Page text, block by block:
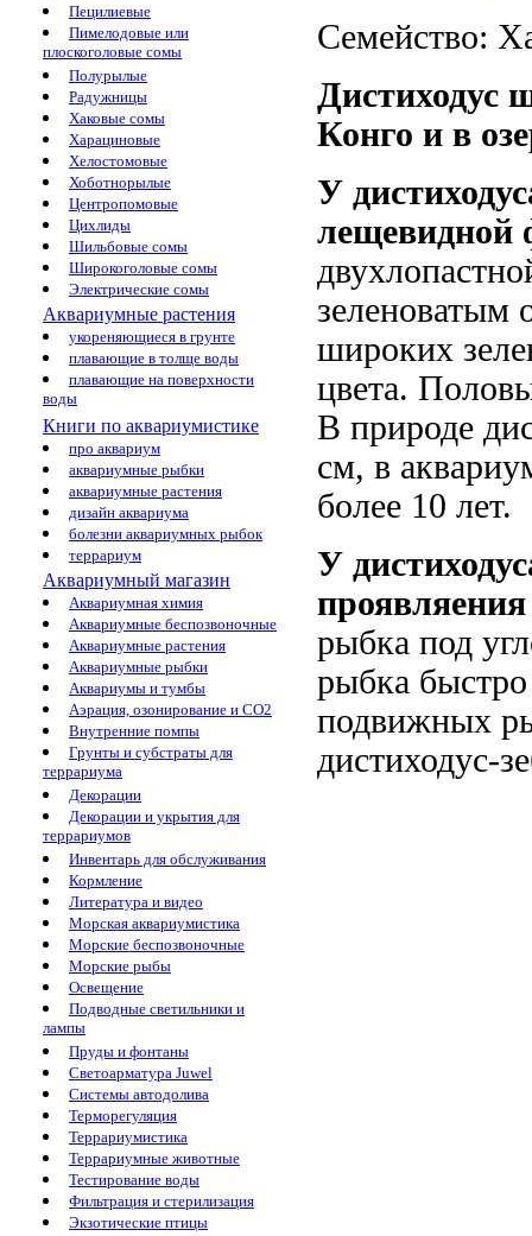
Пецилиевые
Пимелодовые или
плоскоголовые сомы
Полурылые
Радужницы
Хаковые сомы
Харациновые
Хелостомовые
Хоботнорылые
Центропомовые
Цихлиды
Шильбовые сомы
Широкоголовые сомы
Электрические сомы
Аквариумные растения
укореняющиеся в грунте
плавающие в толще воды
плавающие на поверхности
воды
Книги по аквариумистике
про аквариум
аквариумные рыбки
аквариумные растения
дизайн аквариума
болезни аквариумных рыбок
террариум
Аквариумный магазин
Аквариумная химия
Аквариумные беспозвоночные
Аквариумные растения
Аквариумные рыбки
Аквариумы и тумбы
Аэрация, озонирование и CO2
Внутренние помпы
Грунты и субстраты для
террариума
Декорации
Декорации и укрытия для
террариумов
Инвентарь для обслуживания
Кормление
Литература и видео
Морская аквариумистика
Морские беспозвоночные
Морские рыбы
Освещение
Подводные светильники и
лампы
Пруды и фонтаны
Светоарматура Juwel
Системы автодолива
Терморегуляция
Террариумистика
Террариумные животные
Тестирование воды
Фильтрация и стерилизация
Экзотические птицы
Семейство:
Дистиходус
Конго и в
У
зеленоватым
широких
цвета.
В природе
см, в
более 10 лет.
У
рыбка под
рыбка
подвижных
дистиходус-